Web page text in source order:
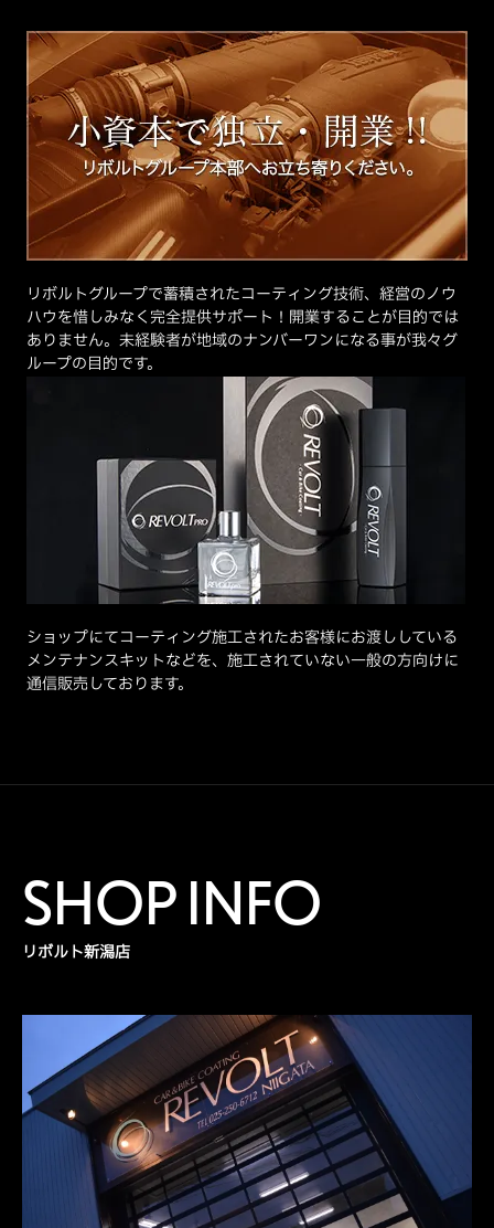
リボルトグループで蓄積されたコーティング技術、経営のノウ
ハウを惜しみなく完全提供サポート！開業することが目的では
ありません。未経験者が地域のナンバーワンになる事が我々グ
ループの目的です。
ショップにてコーティング施工されたお客様にお渡ししている
メンテナンスキットなどを、施工されていない一般の方向けに
通信販売しております。
SHOP INFO
リボルト新潟店